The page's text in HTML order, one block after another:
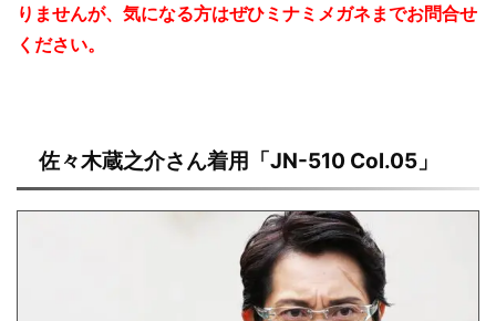
りませんが、気になる方はぜひミナミメガネまでお問合せ
ください。
佐々木蔵之介さん着用「JN-510 Col.05」